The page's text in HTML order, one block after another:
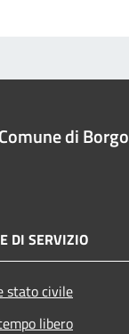
Comune di
DI SERVIZIO
stato civile
libero